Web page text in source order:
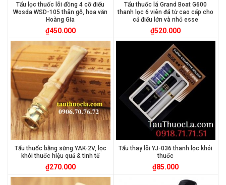
Tẩu lọc thuốc lõi đồng 4 cỡ điếu
Wosda WSD-105 thân gỗ, hoa văn
Hoàng Gia
₫450.000
Tẩu thuốc lá Grand Boat G600
thanh lọc 6 viên đá từ cao cấp cho
cả điếu lớn và nhỏ esse
₫520.000
Tẩu thuốc bằng sừng YAK-2V, lọc
khói thuốc hiệu quả & tinh tế
₫270.000
Tẩu thay lõi YJ-036 thanh lọc khói
thuốc
₫85.000